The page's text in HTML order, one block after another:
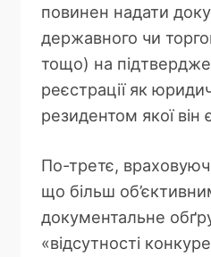
повинен надати
державного чи
тощо) на
реєстрації як
резидентом якої він
По-третє,
що більш
документальне
«відсутності